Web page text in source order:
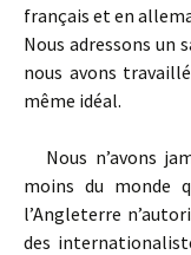
français et en
Nous adressons un
nous avons
même idéal.
Nous n’avons
moins du monde
l’Angleterre
des